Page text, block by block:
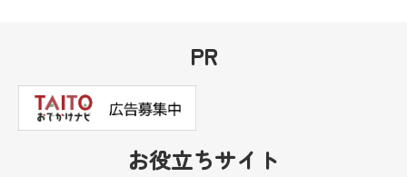
PR
お役立ちサイト